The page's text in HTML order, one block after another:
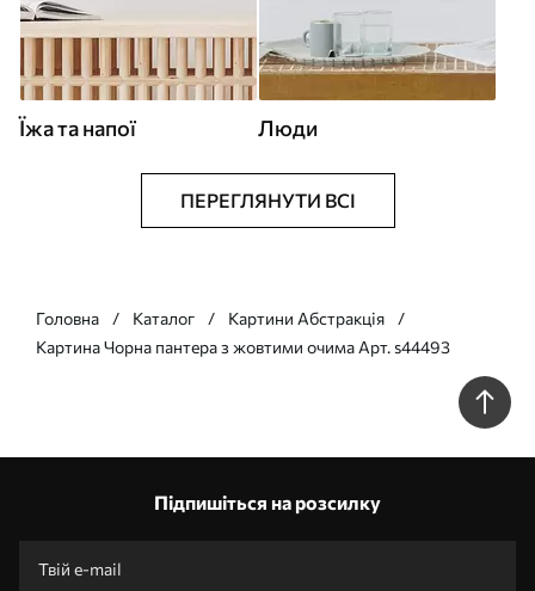
Їжа та напої Люди
ПЕРЕГЛЯНУТИ ВСІ
Головна Каталог
Картини Абстракція
Картина Чорна пантера з жовтими очима Арт. s44493
Підпишіться на розсилку